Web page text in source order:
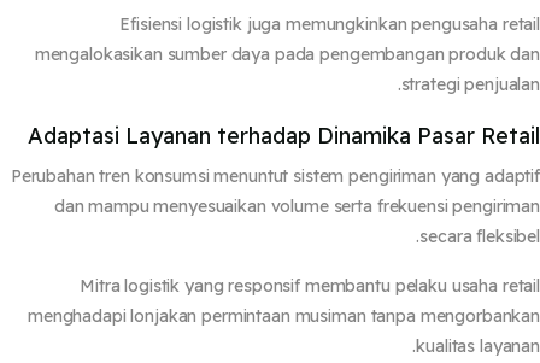
Efisiensi logistik juga memungkinkan pengusaha
mengalokasikan sumber daya pada pengembangan produk
strategi
Adaptasi Layanan terhadap Dinamika Pasar
Perubahan tren konsumsi menuntut sistem pengiriman yang
dan mampu menyesuaikan volume serta frekuensi
secara
Mitra logistik yang responsif membantu pelaku usaha
menghadapi lonjakan permintaan musiman tanpa
kualitas